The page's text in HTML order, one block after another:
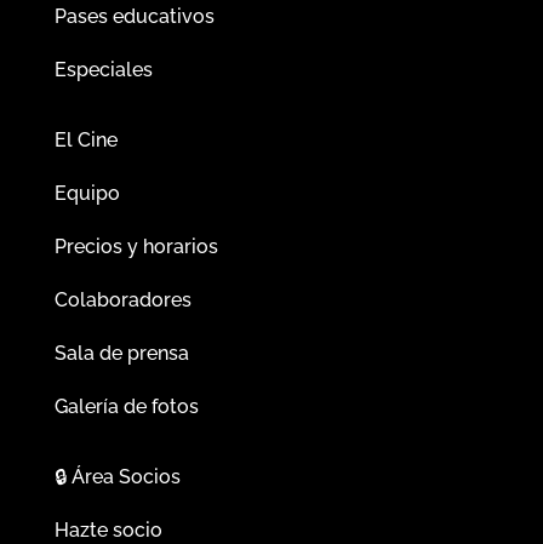
Pases educativos
Especiales
El Cine
Equipo
Precios y horarios
Colaboradores
Sala de prensa
Galería de fotos
🔒Área Socios
Hazte socio